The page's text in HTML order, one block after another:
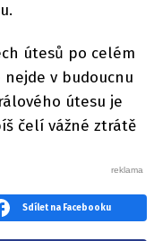
útesů po celém
v budoucnu
útesu je
čelí vážné ztrátě
Sdílet na Facebooku